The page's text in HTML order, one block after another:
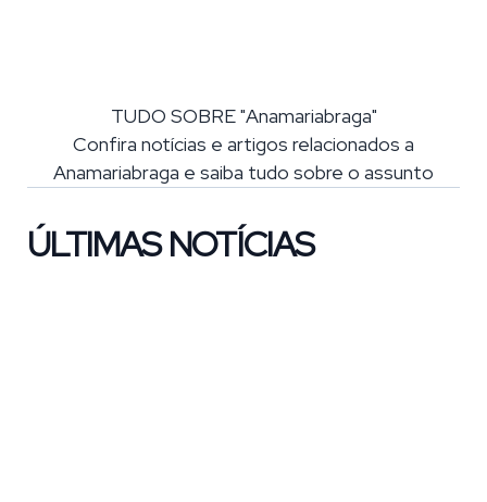
TUDO SOBRE "Anamariabraga"
Confira notícias e artigos relacionados a
Anamariabraga e saiba tudo sobre o assunto
ÚLTIMAS NOTÍCIAS